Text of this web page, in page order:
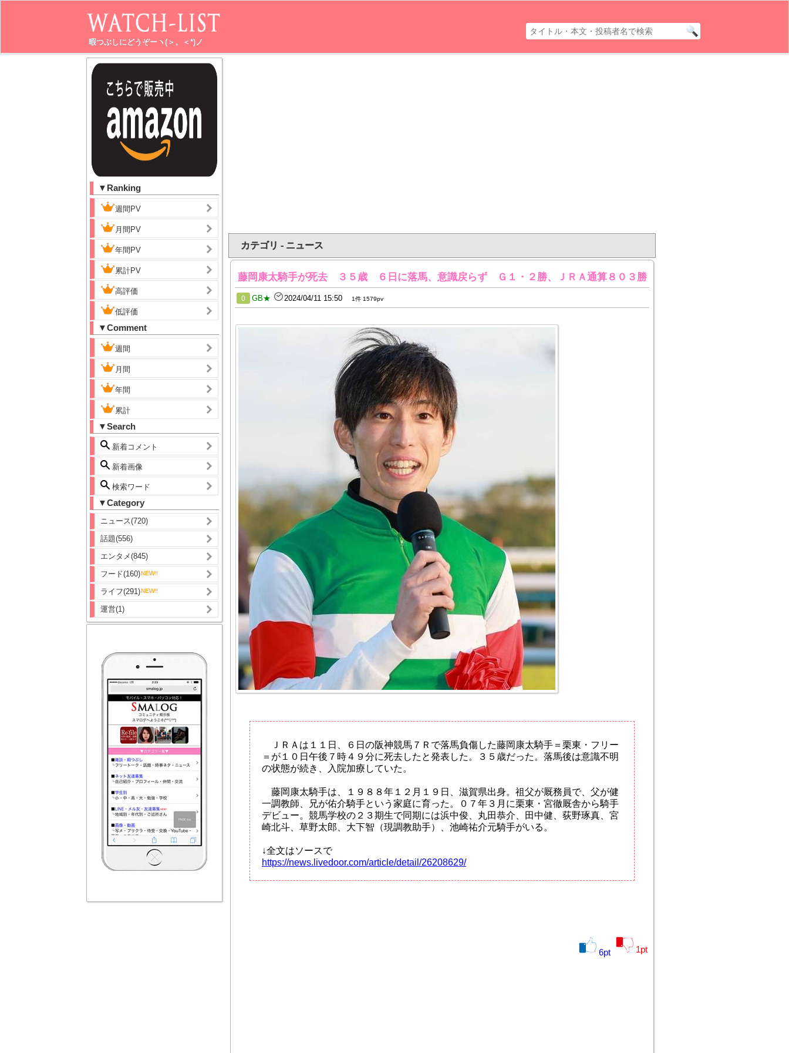
暇つぶしにどうぞーヽ(＞。＜*)ノ
▼Ranking
週間PV
月間PV
年間PV
累計PV
高評価
低評価
▼Comment
週間
月間
年間
累計
▼Search
新着コメント
新着画像
検索ワード
▼Category
ニュース(720)
話題(556)
エンタメ(845)
フード(160)
ライフ(291)
運営(1)
カテゴリ - ニュース
藤岡康太騎手が死去 ３５歳 ６日に落馬、意識戻らず Ｇ１・２勝、ＪＲＡ通算８０３勝
0 GB★ 2024/04/11 15:50 1件 1579pv
ＪＲＡは１１日、６日の阪神競馬７Ｒで落馬負傷した藤岡康太騎手＝栗東・フリー
＝が１０日午後７時４９分に死去したと発表した。３５歳だった。落馬後は意識不明
の状態が続き、入院加療していた。
藤岡康太騎手は、１９８８年１２月１９日、滋賀県出身。祖父が厩務員で、父が健
一調教師、兄が佑介騎手という家庭に育った。０７年３月に栗東・宮徹厩舎から騎手
デビュー。競馬学校の２３期生で同期には浜中俊、丸田恭介、田中健、荻野琢真、宮
崎北斗、草野太郎、大下智（現調教助手）、池崎祐介元騎手がいる。
↓全文はソースで
https://news.livedoor.com/article/detail/26208629/
6pt 1pt